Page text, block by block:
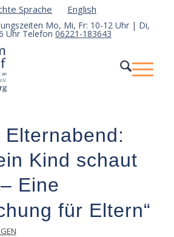
Sprache English
Mo, Mi, Fr: 10-12 Uhr | Di,
Uhr Telefon 06221-183643
Kind schaut
Eine
für Eltern“